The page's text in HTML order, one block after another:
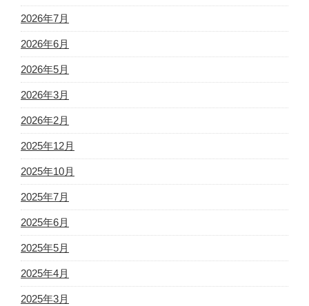
2026年7月
2026年6月
2026年5月
2026年3月
2026年2月
2025年12月
2025年10月
2025年7月
2025年6月
2025年5月
2025年4月
2025年3月